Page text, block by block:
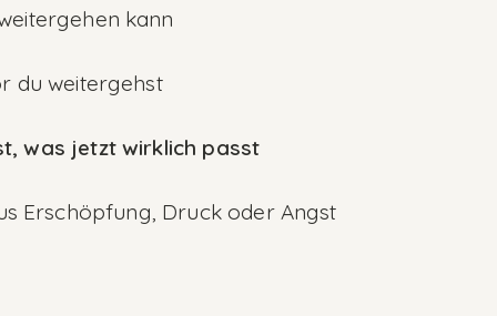
kann
du weitergehst
was jetzt wirklich passt
Erschöpfung, Druck oder Angst